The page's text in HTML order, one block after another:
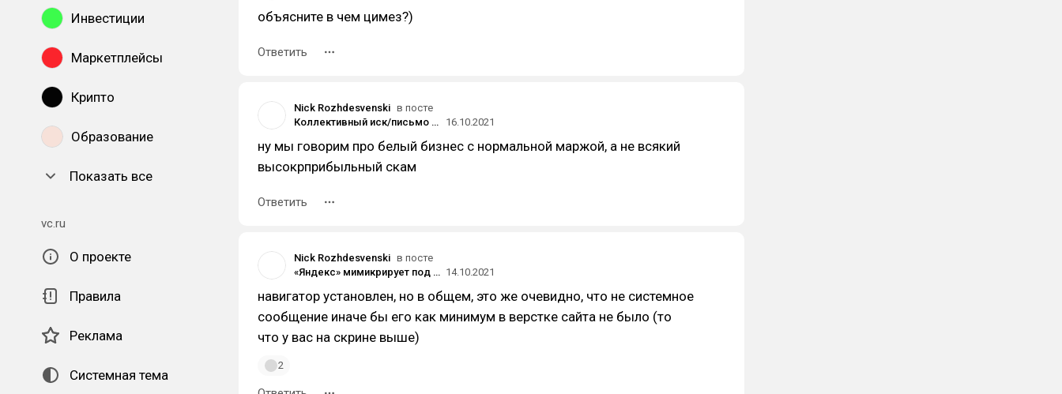
Инвестиции
Маркетплейсы
Крипто
Образование
Показать все
vc.ru
О проекте
Правила
Реклама
Системная тема
объясните в чем цимез?)
Ответить
Nick Rozhdesvenski в посте
Коллективный иск/письмо в ФАС к Facebook от тех, кому ФБ безосновательно забанил рекламный аккаунт
16.10.2021
ну мы говорим про белый бизнес с нормальной маржой, а не всякий
высокрприбыльный скам
Ответить
Nick Rozhdesvenski в посте
«Яндекс» мимикрирует под системные сообщения Apple — это сильно бесит 14.10.2021
навигатор установлен, но в общем, это же очевидно, что не системное
сообщение иначе бы его как минимум в верстке сайта не было (то
что у вас на скрине выше)
2